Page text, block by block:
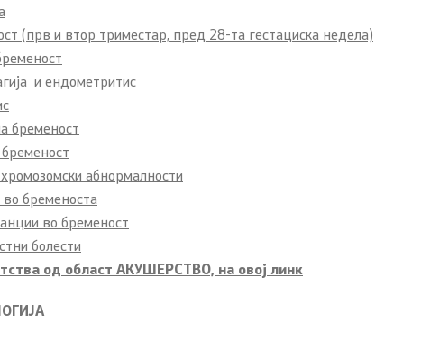
Контакт
(прв и втор триместар, пред 28-та гестациска недела)
и ендометритис
бременост
абнормалности
бременоста
во бременост
болести
од област АКУШЕРСТВО, на овој линк